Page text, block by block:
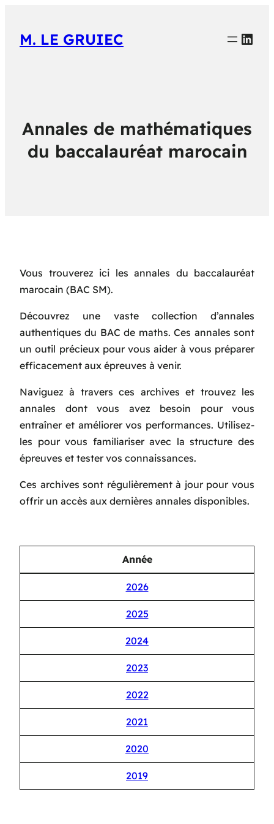
M. LE GRUIEC
Annales de mathématiques
du baccalauréat marocain
Vous trouverez ici les annales du baccalauréat
marocain (BAC SM).
Découvrez une vaste collection d’annales
authentiques du BAC de maths. Ces annales sont
un outil précieux pour vous aider à vous préparer
efficacement aux épreuves à venir.
Naviguez à travers ces archives et trouvez les
annales dont vous avez besoin pour vous
entraîner et améliorer vos performances. Utilisez-
les pour vous familiariser avec la structure des
épreuves et tester vos connaissances.
Ces archives sont régulièrement à jour pour vous
offrir un accès aux dernières annales disponibles.
Année
2026
2025
2024
2023
2022
2021
2020
2019